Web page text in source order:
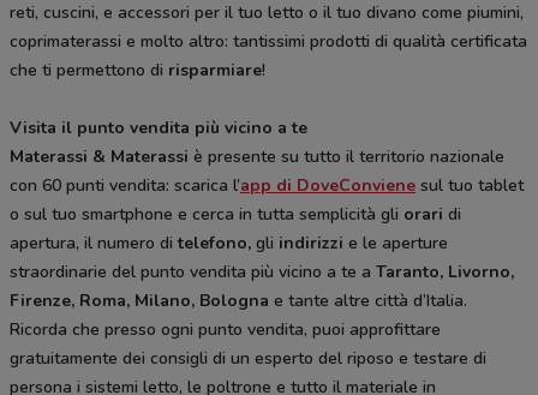
reti, cuscini, e accessori per il tuo letto o il tuo divano come piumini,
coprimaterassi e molto altro: tantissimi prodotti di qualità certificata
che ti permettono di risparmiare!
Visita il punto vendita più vicino a te
Materassi & Materassi è presente su tutto il territorio nazionale
con 60 punti vendita: scarica l’app di DoveConviene sul tuo tablet
o sul tuo smartphone e cerca in tutta semplicità gli orari di
apertura, il numero ditelefono, gli indirizzi e le aperture
straordinarie del punto vendita più vicino a te a Taranto, Livorno,
Firenze, Roma, Milano, Bologna e tante altre città d’Italia.
Ricorda che presso ogni punto vendita, puoi approfittare
gratuitamente dei consigli di un esperto del riposo e testare di
persona i sistemi letto, le poltrone e tutto il materiale in